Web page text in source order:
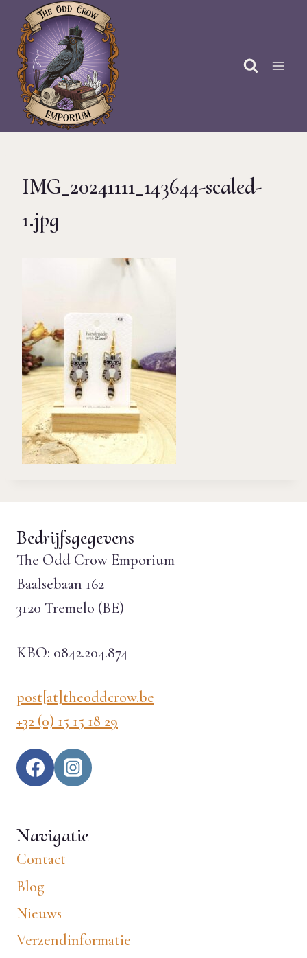
Doorgaan
naar
inhoud
IMG_20241111_143644-scaled-
1.jpg
Bedrijfsgegevens
The Odd Crow Emporium
Baalsebaan 162
3120 Tremelo (BE)
KBO: 0842.204.874
post[at]theoddcrow.be
+32 (0) 15 15 18 29
Navigatie
Contact
Blog
Nieuws
Verzendinformatie